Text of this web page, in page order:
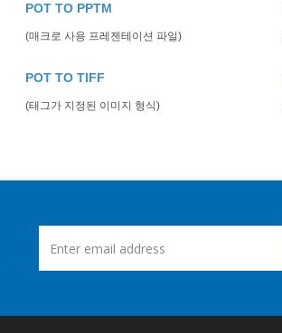
POT TO PPTM
(매크로 사용 프레젠테이션 파일)
POT TO TIFF
(태그가 지정된 이미지 형식)